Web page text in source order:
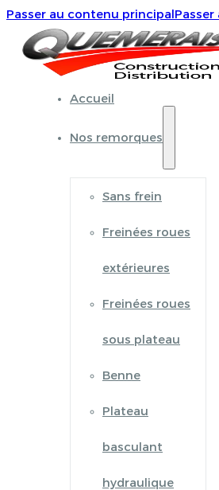
Passer au contenu principal
Accueil
Nos remorques
Sans frein
Freinées roues
extérieures
Freinées roues
sous plateau
Benne
Plateau
basculant
hydraulique